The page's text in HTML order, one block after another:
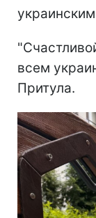
всем
Притула.